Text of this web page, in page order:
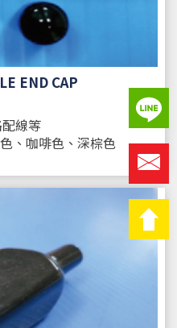
END CAP
線等
、咖啡色、深棕色